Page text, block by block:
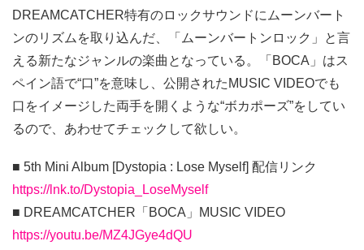
DREAMCATCHER特有のロックサウンドにムーンバート
ンのリズムを取り込んだ、「ムーンバートンロック」と言
える新たなジャンルの楽曲となっている。「BOCA」はス
ペイン語で“口”を意味し、公開されたMUSIC VIDEOでも
口をイメージした両手を開くような“ボカポーズ”をしてい
るので、あわせてチェックして欲しい。
■ 5th Mini Album [Dystopia : Lose Myself] 配信リンク
https://lnk.to/Dystopia_LoseMyself
■ DREAMCATCHER「BOCA」MUSIC VIDEO
https://youtu.be/MZ4JGye4dQU